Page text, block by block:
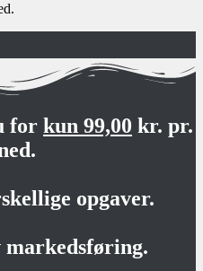
for kun 99,00 kr. pr.
opgaver.
markedsføring.